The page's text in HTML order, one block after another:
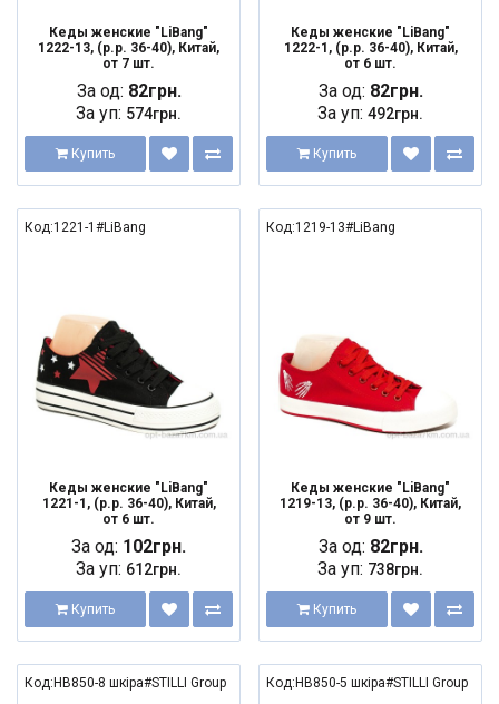
Кеды женские "LiBang"
1222-13, (р.р. 36-40), Китай,
от 7 шт.
За од: 82грн.
За уп: 574грн.
Купить
Кеды женские "LiBang"
1222-1, (р.р. 36-40), Китай,
от 6 шт.
За од: 82грн.
За уп: 492грн.
Купить
Код:1221-1#LiBang
Кеды женские "LiBang"
1221-1, (р.р. 36-40), Китай,
от 6 шт.
За од: 102грн.
За уп: 612грн.
Купить
Код:1219-13#LiBang
Кеды женские "LiBang"
1219-13, (р.р. 36-40), Китай,
от 9 шт.
За од: 82грн.
За уп: 738грн.
Купить
Код:HB850-8 шкіра#STILLI Group Код:HB850-5 шкіра#STILLI Group